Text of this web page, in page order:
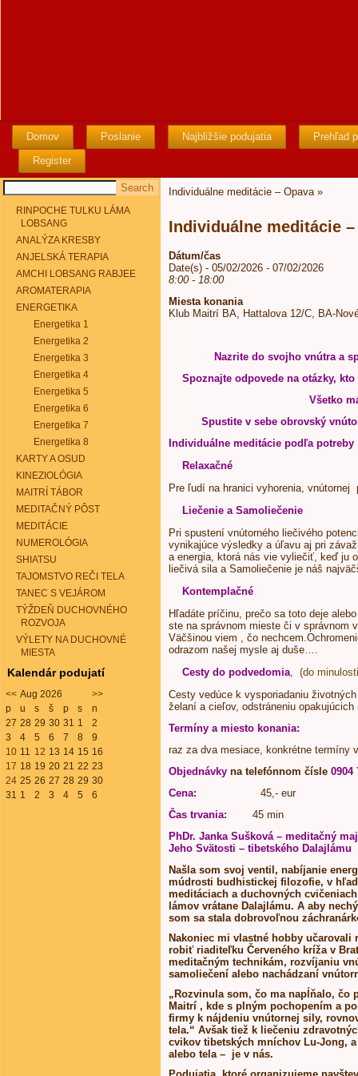
Domov Poslanie Najbližšie podujatia
Prehľad
Register
RINPOCHE TULKU LÁMA
LOBSANG
ANALÝZA KRESBY
ANJELSKÁ TERAPIA
AMCHI LOBSANG RABJEE
AROMATERAPIA
ENERGETIKA
Energetika 1
Energetika 2
Energetika 3
Energetika 4
Energetika 5
Energetika 6
Energetika 7
Energetika 8
KARTY A OSUD
KINEZIOLÓGIA
MAITRÍ TÁBOR
MEDITAČNÝ PÔST
MEDITÁCIE
NUMEROLÓGIA
SHIATSU
TAJOMSTVO REČI TELA
TANEC S VEJÁROM
TÝŽDEŇ DUCHOVNÉHO
ROZVOJA
VÝLETY NA DUCHOVNÉ
MIESTA
Kalendár podujatí
<< Aug 2026
>>
p
u s š p s
n
27 28 29 30 31 1
2
3
4 5 6 7 8
9
10 11 12 13 14 15 16
17 18 19 20 21 22 23
24 25 26 27 28 29 30
31 1 2 3 4 5 6
Individuálne meditácie – Opava»
Individuálne meditácie –
Dátum/čas
Date(s) - 05/02/2026 - 07/02/2026
8:00 - 18:00
Miesta konania
Klub Maitrí BA, Hattalova 12/C, BA-
Nazrite do svojho vnútra a
Spoznajte odpovede na otázky,
Všetko
Spustite v sebe obrovský
Individuálne meditácie podľa potreby
Relaxačné
Pre ľudí na hranici vyhorenia,
Liečenie a Samoliečenie
Pri spustení vnútorného liečivého
vynikajúce výsledky a úľavu aj pri
a energia, ktorá nás vie vyliečiť, keď ju
liečivá sila a Samoliečenie je náš
Kontemplačné
Hľadáte príčinu, prečo sa toto deje
ste na správnom mieste či v správnom
Väčšinou viem , čo
odrazom našej mysle aj duše….
Cesty do podvedomia, (do
Cesty vedúce k vysporiadaniu
želaní a cieľov, odstráneniu
Termíny a miesto konania:
raz za dva mesiace, konkrétne termíny
Objednávky na telefónnom čísle 0904
Cena: 45,- eur
Čas trvania: 45 min
PhDr. Janka Sušková – meditačný
Jeho Svätosti – tibetského Dalajlámu
Našla som svoj ventil, nabíjanie
múdrosti budhistickej filozofie, v
meditáciach a duchovných
lámov vrátane Dalajlámu. A aby
som sa stala dobrovoľnou
Nakoniec mi vlastné hobby
robiť riaditeľku Červeného kríža v
meditačným technikám, rozvíjaniu
samoliečení alebo nachádzaní
„Rozvinula som, čo ma napĺňalo,
Maitrí , kde s plným pochopením a
firmy k nájdeniu vnútornej sily,
tela.“ Avšak tiež k liečeniu
cvikov tibetských mníchov Lu-Jong,
alebo tela – je v nás.